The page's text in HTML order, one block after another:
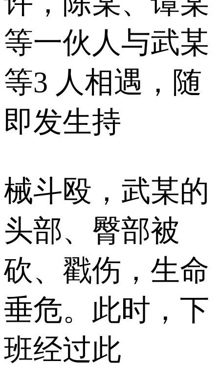
等一伙人与武某
等3 人相遇，随
即发生持
械斗殴，武某的
头部、臀部被
砍、戳伤，生命
垂危。此时，下
班经过此